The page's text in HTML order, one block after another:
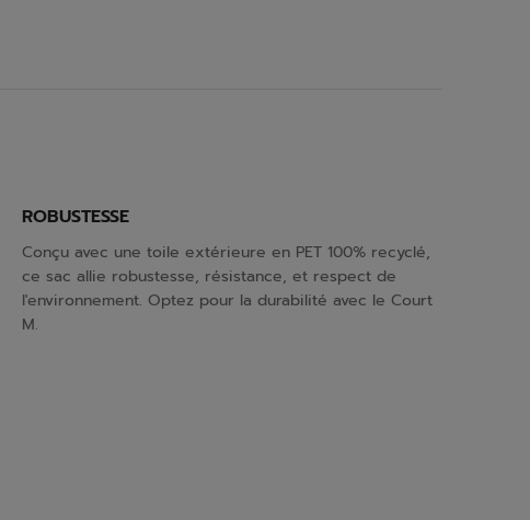
ROBUSTESSE
Conçu avec une toile extérieure en PET 100% recyclé,
ce sac allie robustesse, résistance, et respect de
l'environnement. Optez pour la durabilité avec le Court
M.